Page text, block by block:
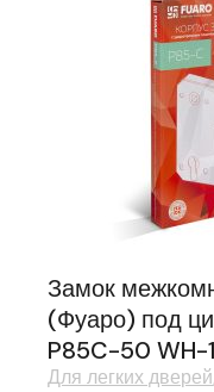
Замок
(Фуаро) под
P85C-50 WH-
Для легких дверей